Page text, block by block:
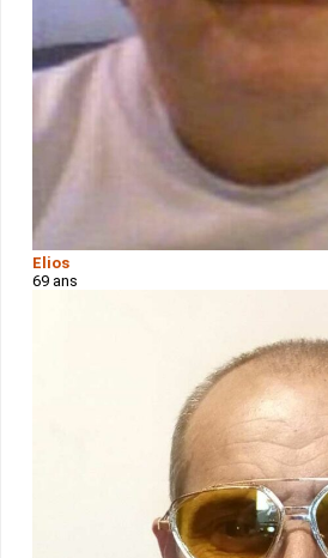
Elios
69 ans